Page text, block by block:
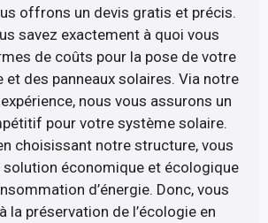
offrons un devis gratis et précis.
savez exactement à quoi vous
de coûts pour la pose de votre
et des panneaux solaires. Via notre
nous vous assurons un
pour votre système solaire.
choisissant notre structure, vous
solution économique et écologique
d’énergie. Donc, vous
la préservation de l’écologie en